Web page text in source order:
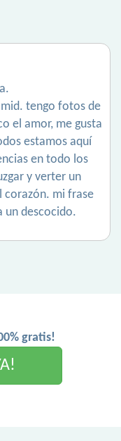
tengo fotos de
el amor, me gusta
estamos aquí
en todo los
y verter un
corazón. mi frase
un descocido.
gratis!